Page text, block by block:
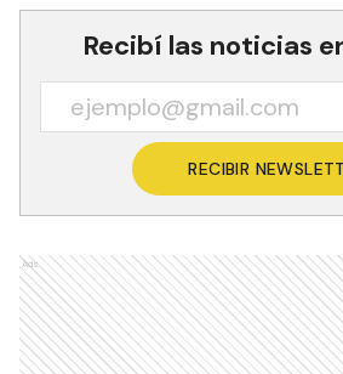
Recibí las noticias
RECIBIR
Ads